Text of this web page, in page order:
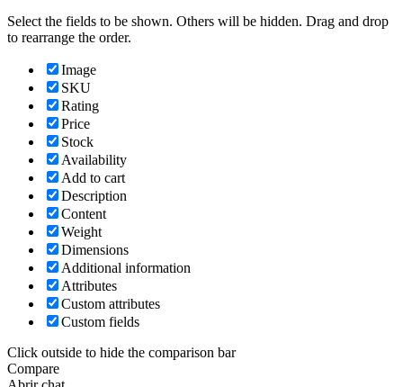
Select the fields to be shown. Others will be hidden. Drag and drop
to rearrange the order.
Image
SKU
Rating
Price
Stock
Availability
Add to cart
Description
Content
Weight
Dimensions
Additional information
Attributes
Custom attributes
Custom fields
Click outside to hide the comparison bar
Compare